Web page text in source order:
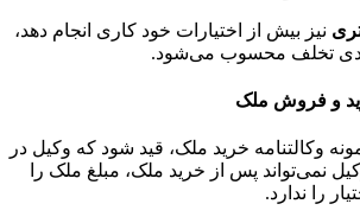
نیز بیش از اختیارات خود کاری انجام دهد،
تخلف محسوب می‌شود.
و فروش ملک
وکالتنامه خرید ملک، قید شود که وکیل در
نمی‌تواند پس از خرید ملک، مبلغ ملک را
را ندارد.